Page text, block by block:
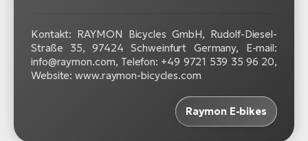
Kontakt: RAYMON Bicycles GmbH, Rudolf-Diesel-
Straße 35, 97424 Schweinfurt Germany, E-mail:
info@raymon.com, Telefon: +49 9721 539 35 96 20,
Website: www.raymon-bicycles.com
Raymon E-bikes